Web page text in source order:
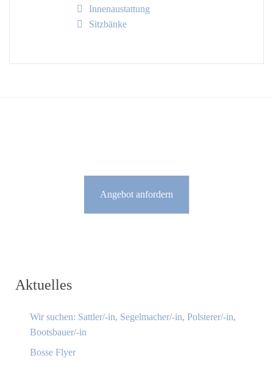
Innenaustattung
Sitzbänke
Angebot anfordern
Aktuelles
Wir suchen: Sattler/-in, Segelmacher/-in, Polsterer/-in,
Bootsbauer/-in
Bosse Flyer